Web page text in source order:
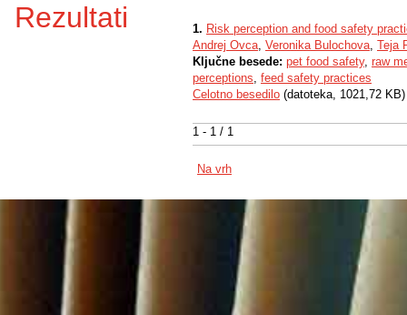
Rezultati
1 - 1 / 1
1. Risk perception and food safety
Andrej Ovca, Veronika Bulochova, Teja
Ključne besede: pet food safety, raw
perceptions, feed safety practices
Celotno besedilo (datoteka, 1021,72
Na vrh